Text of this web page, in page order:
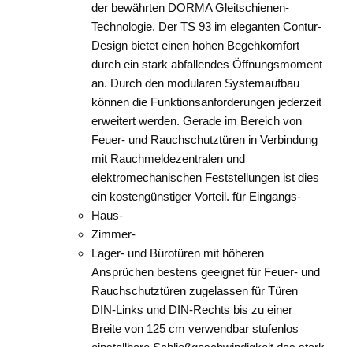
der bewährten DORMA Gleitschienen-
Technologie. Der TS 93 im eleganten Contur-
Design bietet einen hohen Begehkomfort
durch ein stark abfallendes Öffnungsmoment
an. Durch den modularen Systemaufbau
können die Funktionsanforderungen jederzeit
erweitert werden. Gerade im Bereich von
Feuer- und Rauchschutztüren in Verbindung
mit Rauchmeldezentralen und
elektromechanischen Feststellungen ist dies
ein kostengünstiger Vorteil. für Eingangs-
Haus-
Zimmer-
Lager- und Bürotüren mit höheren
Ansprüchen bestens geeignet für Feuer- und
Rauchschutztüren zugelassen für Türen
DIN-Links und DIN-Rechts bis zu einer
Breite von 125 cm verwendbar stufenlos